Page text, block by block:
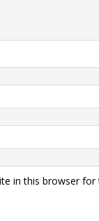
in this browser